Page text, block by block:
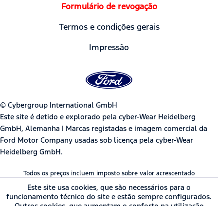
Formulário de revogação
Termos e condições gerais
Impressão
© Cybergroup International GmbH
Este site é detido e explorado pela cyber-Wear Heidelberg
GmbH, Alemanha | Marcas registadas e imagem comercial da
Ford Motor Company usadas sob licença pela cyber-Wear
Heidelberg GmbH.
Todos os preços incluem imposto sobre valor acrescentado
Este site usa cookies, que são necessários para o
funcionamento técnico do site e estão sempre configurados.